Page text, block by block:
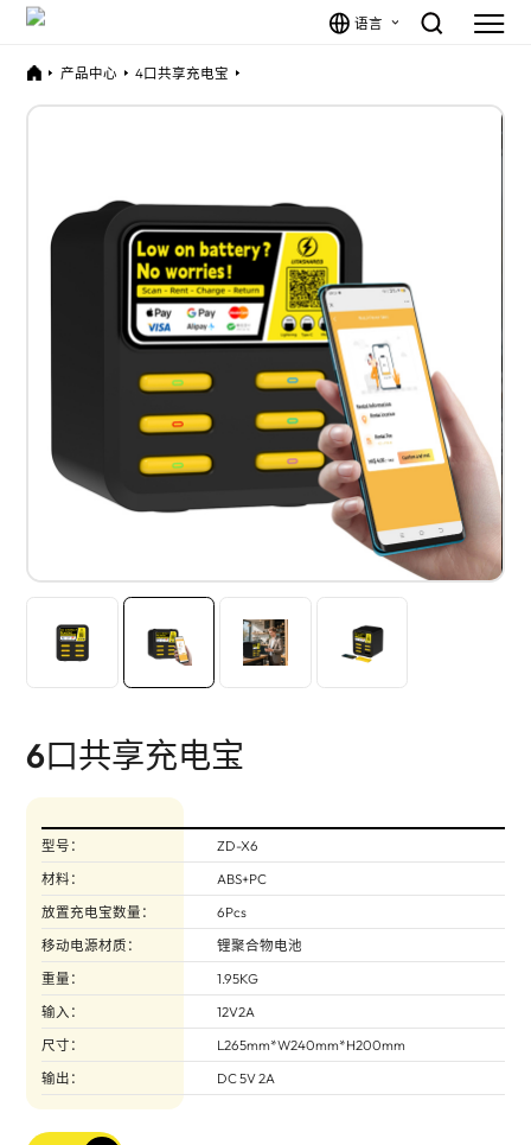
语言
产品中心 4口共享充电宝
6口共享充电宝
型号：
ZD-X6
材料：
ABS+PC
放置充电宝数量：
6Pcs
移动电源材质：
锂聚合物电池
重量：
1.95KG
输入：
12V2A
尺寸：
L265mm*W240mm*H200mm
输出：
DC 5V 2A